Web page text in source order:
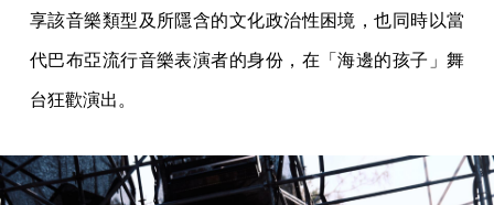
享該音樂類型及所隱含的文化政治性困境，也同時以當
代巴布亞流行音樂表演者的身份，在「海邊的孩子」舞
台狂歡演出。